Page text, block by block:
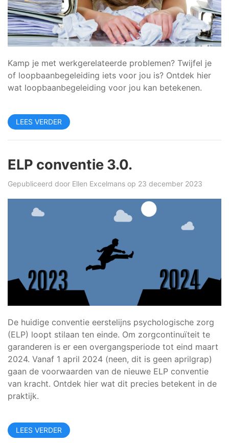
Kamp je met werkgerelateerde problemen? Twijfel je
of loopbaanbegeleiding iets voor jou is? Ontdek hier
wat loopbaanbegeleiding voor jou kan betekenen.
LEES VERDER
ELP conventie 3.0.
Gepubliceerd door Ellen Excelmans op 23 december 2023
De huidige conventie eerstelijns psychologische zorg
(ELP) loopt stilaan ten einde. Om zorgcontinuïteit te
garanderen is er een overgangsperiode tot eind maart
2024. Vanaf 1 april 2024 (neen, dit is geen aprilgrap)
gaan de voorwaarden van de nieuwe ELP conventie
van kracht. Ontdek hier wat dit precies betekent in de
praktijk.
LEES VERDER